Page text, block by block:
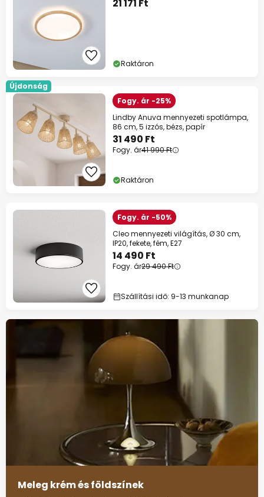
21 171 Ft
Raktáron
Újdonság
Fogy. ár -25%
Lindby Anuva mennyezeti spotlámpa,
86 cm, 5 izzós, bézs, papír
31 490 Ft
Fogy. ár41 990 Ft
Raktáron
Fogy. ár -50%
Cleo mennyezeti világítás, Ø 30 cm,
IP20, fekete, fém, E27
14 490 Ft
Fogy. ár29 490 Ft
Szállítási idő: 9-13 munkanap
Meleg krém és földszínek